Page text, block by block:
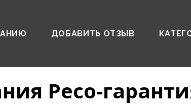
ДОБАВИТЬ ОТЗЫВ
Ресо-